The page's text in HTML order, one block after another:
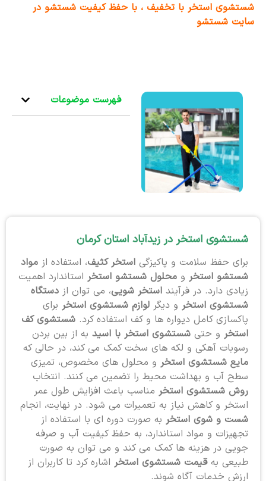
شستشوی استخر با تخفیف ، با حفظ کیفیت شستشو در
سایت شستشو
فهرست موضوعات
شستشوی استخر در زیدآباد استان کرمان
برای حفظ سلامت و پاکیزگی استخر کثیف، استفاده از مواد
شستشو استخرو محلول شستشو استخراستاندارد اهمیت
زیادی دارد. در فرآیند استخر شویی، می توان از دستگاه
شستشوی استخرو دیگر لوازم شستشوی استخربرای
پاکسازی کامل دیواره ها و کف استفاده کرد. شستشوی کف
استخرو حتی شستشوی استخر با اسیدبه از بین بردن
رسوبات آهکی و لکه های سخت کمک می کند، در حالی که
مایع شستشوی استخرو محلول های مخصوص، تمیزی
سطح آب و بهداشت محیط را تضمین می کنند. انتخاب
روش شستشوی استخرمناسب باعث افزایش طول عمر
استخر و کاهش نیاز به تعمیرات می شود. در نهایت، انجام
شست و شوی استخربه صورت دوره ای با استفاده از
تجهیزات و مواد استاندارد، به حفظ کیفیت آب و صرفه
جویی در هزینه ها کمک می کند و می توان به صورت
طبیعی به قیمت شستشوی استخراشاره کرد تا کاربران از
ارزش خدمات آگاه شوند.